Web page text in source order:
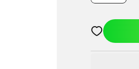
Åbner en